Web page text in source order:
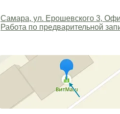
Самара, ул. Ерошевского 3,
Работа по предварительной